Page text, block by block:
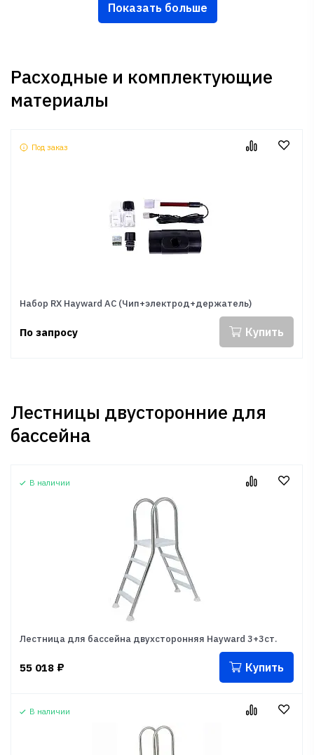
Показать больше
Расходные и комплектующие
материалы
Под заказ
Набор RX Hayward AC (Чип+электрод+держатель)
По запросу Купить
Лестницы двусторонние для
бассейна
В наличии
Лестница для бассейна двухсторонняя Hayward 3+3ст.
55 018 ₽ Купить
В наличии